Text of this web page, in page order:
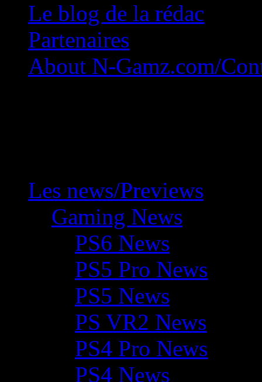
Le blog de la rédac
Partenaires
About N-Gamz.com/
Les news/Previews
Gaming News
PS6 News
PS5 Pro News
PS5 News
PS VR2 News
PS4 Pro News
PS4 News